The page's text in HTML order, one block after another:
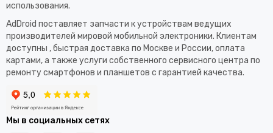
использования.​
AdDroid поставляет запчасти к устройствам ведущих
производителей мировой мобильной электроники. Клиентам
доступны , быстрая доставка по Москве и России, оплата
картами, а также услуги собственного сервисного центра по
ремонту смартфонов и планшетов с гарантией качества.
Мы в социальных сетях